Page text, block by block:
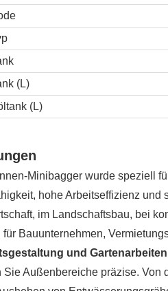
(L)
(L)
Minibagger wurde speziell
hohe Arbeitseffizienz
im Landschaftsbau, bei
für Bauunternehmen,
und Gartenarbeiten
Sie Außenbereiche präzise. Von